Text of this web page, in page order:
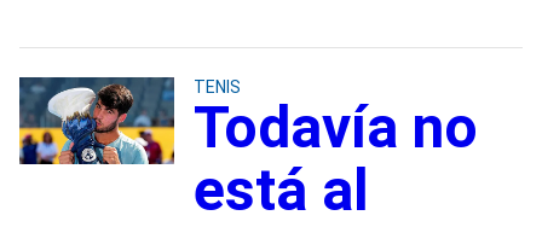
TENIS
Todavía no
está al